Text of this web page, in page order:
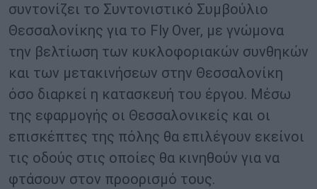
συντονίζει το Συντονιστικό Συμβούλιο
Θεσσαλονίκης για το Fly Over, με γνώμονα
την βελτίωση των κυκλοφοριακών συνθηκών
και των μετακινήσεων στην Θεσσαλονίκη
όσο διαρκεί η κατασκευή του έργου. Μέσω
της εφαρμογής οι Θεσσαλονικείς και οι
επισκέπτες της πόλης θα επιλέγουν εκείνοι
τις οδούς στις οποίες θα κινηθούν για να
φτάσουν στον προορισμό τους.